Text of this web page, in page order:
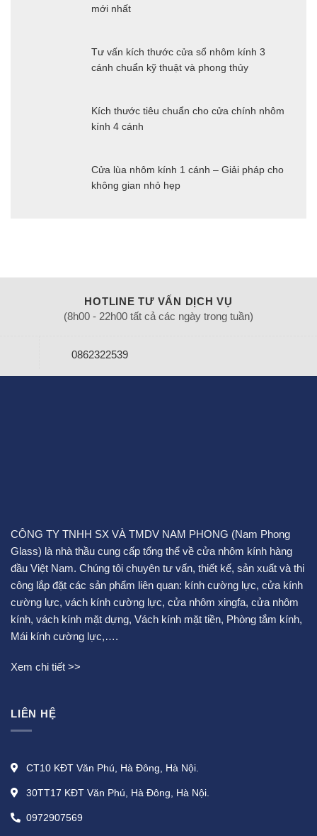
mới nhất
Tư vấn kích thước cửa sổ nhôm kính 3
cánh chuẩn kỹ thuật và phong thủy
Kích thước tiêu chuẩn cho cửa chính nhôm
kính 4 cánh
Cửa lùa nhôm kính 1 cánh – Giải pháp cho
không gian nhỏ hẹp
HOTLINE TƯ VẤN DỊCH VỤ
(8h00 - 22h00 tất cả các ngày trong tuần)
0862322539
CÔNG TY TNHH SX VÀ TMDV NAM PHONG (Nam Phong
Glass) là nhà thầu cung cấp tổng thể về cửa nhôm kính hàng
đầu Việt Nam. Chúng tôi chuyên tư vấn, thiết kế, sản xuất và thi
công lắp đặt các sản phẩm liên quan: kính cường lực, cửa kính
cường lực, vách kính cường lực, cửa nhôm xingfa, cửa nhôm
kính, vách kính mặt dựng, Vách kính mặt tiền, Phòng tắm kính,
Mái kính cường lực,….
Xem chi tiết >>
LIÊN HỆ
CT10 KĐT Văn Phú, Hà Đông, Hà Nội.
30TT17 KĐT Văn Phú, Hà Đông, Hà Nội.
0972907569